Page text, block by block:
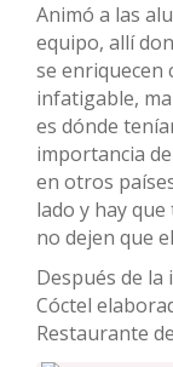
Animó a las
equipo, allí
se enriquecen
infatigable,
es dónde
importancia
en otros
lado y hay
no dejen que
Después de la
Cóctel
Restaurante